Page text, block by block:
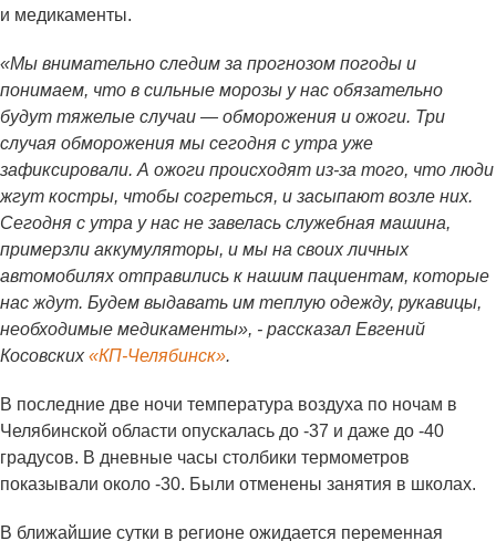
и медикаменты.
«Мы внимательно следим за прогнозом погоды и
понимаем, что в сильные морозы у нас обязательно
будут тяжелые случаи — обморожения и ожоги. Три
случая обморожения мы сегодня с утра уже
зафиксировали. А ожоги происходят из-за того, что люди
жгут костры, чтобы согреться, и засыпают возле них.
Сегодня с утра у нас не завелась служебная машина,
примерзли аккумуляторы, и мы на своих личных
автомобилях отправились к нашим пациентам, которые
нас ждут. Будем выдавать им теплую одежду, рукавицы,
необходимые медикаменты», - рассказал Евгений
Косовских«КП-Челябинск».
В последние две ночи температура воздуха по ночам в
Челябинской области опускалась до -37 и даже до -40
градусов. В дневные часы столбики термометров
показывали около -30. Были отменены занятия в школах.
В ближайшие сутки в регионе ожидается переменная